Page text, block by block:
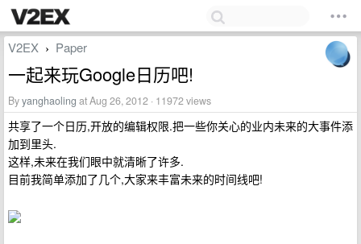
V2EX › Paper
一起来玩Google日历吧!
Byyanghaoling at Aug 26, 2012 · 11972 views
共享了一个日历,开放的编辑权限.把一些你关心的业内未来的大事件添
加到里头.
这样,未来在我们眼中就清晰了许多.
目前我简单添加了几个,大家来丰富未来的时间线吧!